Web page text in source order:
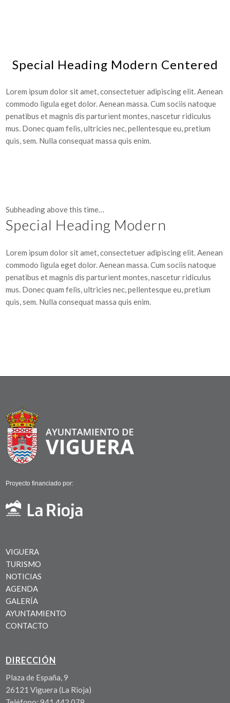
Special Heading Modern Centered
Lorem ipsum dolor sit amet, consectetuer adipiscing elit. Aenean
commodo ligula eget dolor. Aenean massa. Cum sociis natoque
penatibus et magnis dis parturient montes, nascetur ridiculus
mus. Donec quam felis, ultricies nec, pellentesque eu, pretium
quis, sem. Nulla consequat massa quis enim.
Subheading above this time…
Special Heading Modern
Lorem ipsum dolor sit amet, consectetuer adipiscing elit. Aenean
commodo ligula eget dolor. Aenean massa. Cum sociis natoque
penatibus et magnis dis parturient montes, nascetur ridiculus
mus. Donec quam felis, ultricies nec, pellentesque eu, pretium
quis, sem. Nulla consequat massa quis enim.
Proyecto financiado por:
VIGUERA
TURISMO
NOTICIAS
AGENDA
GALERÍA
AYUNTAMIENTO
CONTACTO
DIRECCIÓN
Plaza de España, 9
26121 Viguera (La Rioja)